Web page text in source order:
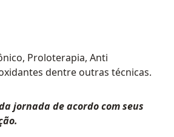
Proloterapia, Anti
dentre outras técnicas.
jornada de acordo com seus